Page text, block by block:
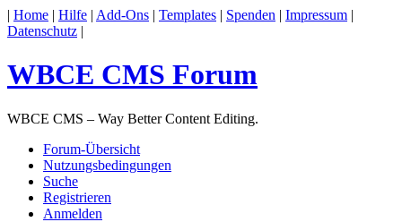
| Home | Hilfe | Add-Ons | Templates | Spenden | Impressum |
Datenschutz |
WBCE CMS Forum
WBCE CMS – Way Better Content Editing.
Forum-Übersicht
Nutzungsbedingungen
Suche
Registrieren
Anmelden